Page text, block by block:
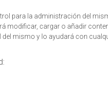
para la administración del
modificar, cargar o añadir
mismo y lo ayudará con